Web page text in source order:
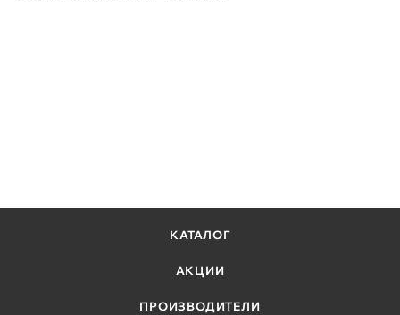
КАТАЛОГ
АКЦИИ
ПРОИЗВОДИТЕЛИ